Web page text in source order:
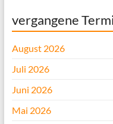
vergangene
August 2026
Juli 2026
Juni 2026
Mai 2026